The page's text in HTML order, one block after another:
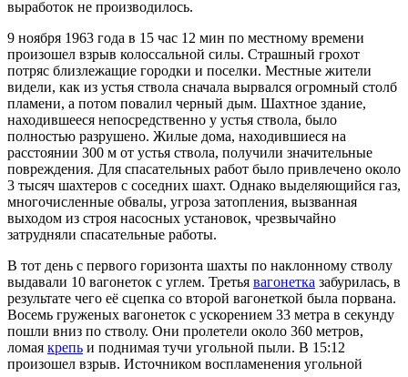
выработок не производилось.
9 ноября 1963 года в 15 час 12 мин по местному времени
произошел взрыв колоссальной силы. Страшный грохот
потряс близлежащие городки и поселки. Местные жители
видели, как из устья ствола сначала вырвался огромный столб
пламени, а потом повалил черный дым. Шахтное здание,
находившееся непосредственно у устья ствола, было
полностью разрушено. Жилые дома, находившиеся на
расстоянии 300 м от устья ствола, получили значительные
повреждения. Для спасательных работ было привлечено около
3 тысяч шахтеров с соседних шахт. Однако выделяющийся газ,
многочисленные обвалы, угроза затопления, вызванная
выходом из строя насосных установок, чрезвычайно
затрудняли спасательные работы.
В тот день с первого горизонта шахты по наклонному стволу
выдавали 10 вагонеток с углем. Третья вагонетка забурилась, в
результате чего её сцепка со второй вагонеткой была порвана.
Восемь груженых вагонеток с ускорением 33 метра в секунду
пошли вниз по стволу. Они пролетели около 360 метров,
ломая крепь и поднимая тучи угольной пыли. В 15:12
произошел взрыв. Источником воспламенения угольной